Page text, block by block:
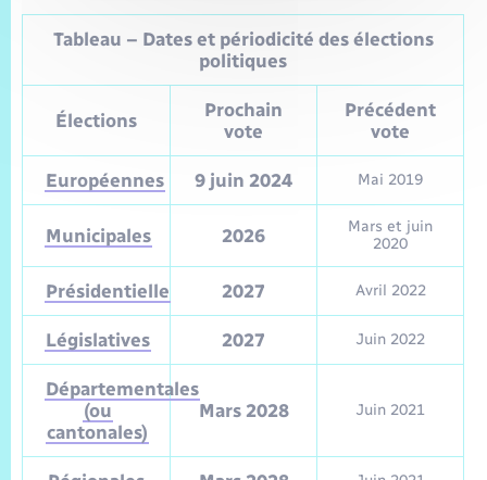
Tableau – Dates et périodicité des élections
politiques
Élections
Prochain
vote
Précédent
vote
Européennes 9 juin 2024 Mai 2019
Municipales 2026
Mars et juin
2020
Présidentielle 2027 Avril 2022
Législatives 2027 Juin 2022
Départementales
(ou
cantonales)
Mars 2028 Juin 2021